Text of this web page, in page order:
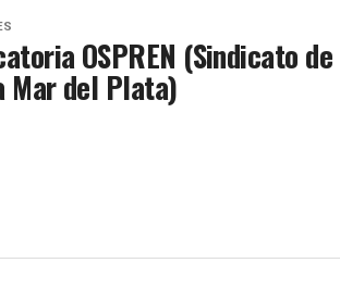
OSPREN (Sindicato de
Mar del Plata)